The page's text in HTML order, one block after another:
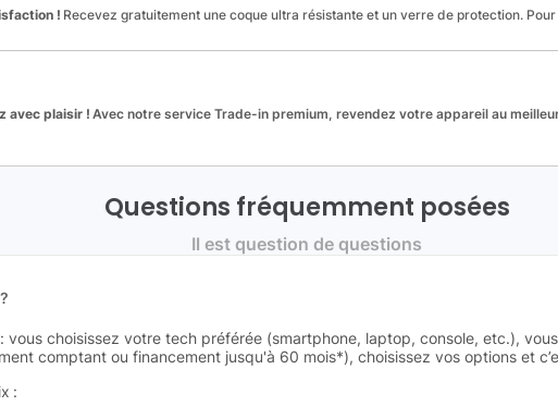
! Recevez gratuitement une coque ultra résistante et un verre de protection.
avec plaisir ! Avec notre service Trade-in premium, revendez votre appareil au
Questions fréquemment posées
Il est question de questions
: vous choisissez votre tech préférée (smartphone, laptop, console, etc.),
comptant ou financement jusqu'à 60 mois*), choisissez vos options et
: